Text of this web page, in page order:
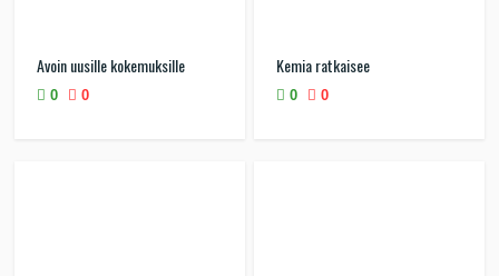
Avoin uusille kokemuksille
0 0
Kemia ratkaisee
0 0